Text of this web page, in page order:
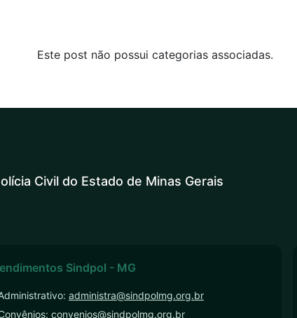
Este post não possui categorias associadas.
Civil do Estado de Minas Gerais
Sindpol - MG
administra@sindpolmg.org.br
convenios@sindpolmg.org.br